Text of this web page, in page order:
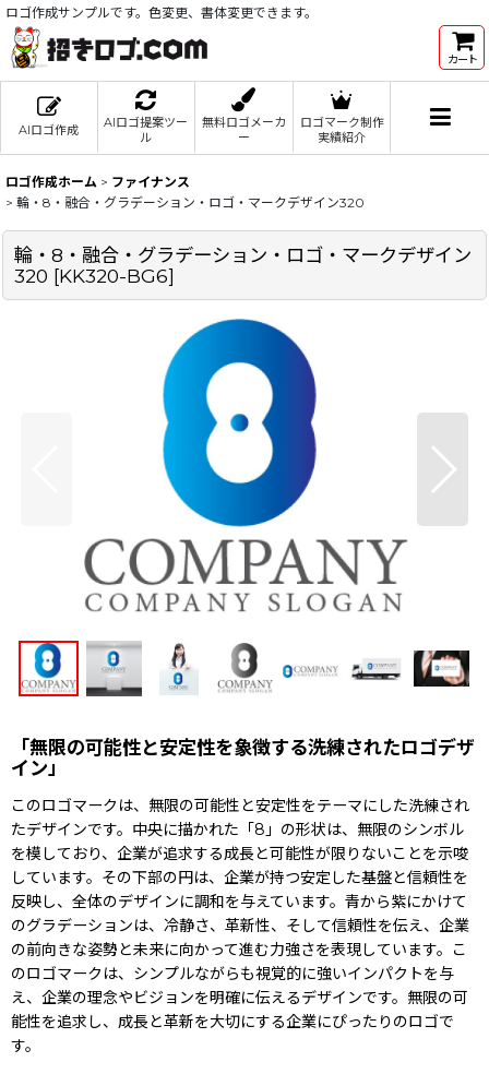
ロゴ作成サンプルです。色変更、書体変更できます。
カート
AIロゴ作成
AIロゴ提案ツー
ル
無料ロゴメーカ
ー
ロゴマーク制作
実績紹介
ロゴ作成ホーム > ファイナンス
> 輪・8・融合・グラデーション・ロゴ・マークデザイン320
輪・8・融合・グラデーション・ロゴ・マークデザイン
320 [KK320-BG6]
「無限の可能性と安定性を象徴する洗練されたロゴデザ
イン」
このロゴマークは、無限の可能性と安定性をテーマにした洗練され
たデザインです。中央に描かれた「8」の形状は、無限のシンボル
を模しており、企業が追求する成長と可能性が限りないことを示唆
しています。その下部の円は、企業が持つ安定した基盤と信頼性を
反映し、全体のデザインに調和を与えています。青から紫にかけて
のグラデーションは、冷静さ、革新性、そして信頼性を伝え、企業
の前向きな姿勢と未来に向かって進む力強さを表現しています。こ
のロゴマークは、シンプルながらも視覚的に強いインパクトを与
え、企業の理念やビジョンを明確に伝えるデザインです。無限の可
能性を追求し、成長と革新を大切にする企業にぴったりのロゴで
す。